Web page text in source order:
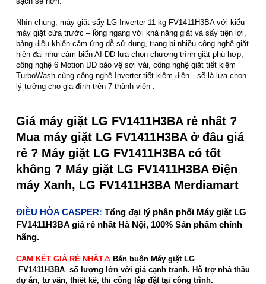
Nhìn chung, máy giặt sấy LG Inverter 11 kg FV1411H3BA với kiểu
máy giặt cửa trước – lồng ngang với khả năng giặt và sấy tiện lợi,
bảng điều khiển cảm ứng dễ sử dụng, trang bị nhiều công nghệ giặt
hiện đại như cảm biến AI DD lựa chọn chương trình giặt phù hợp,
công nghệ 6 Motion DD bảo vệ sợi vải, công nghệ giặt tiết kiệm
TurboWash cùng công nghệ Inverter tiết kiệm điện…sẽ là lựa chọn
lý tưởng cho gia đình trên 7 thành viên .
Giá máy giặt LG FV1411H3BA rẻ nhất ?
Mua máy giặt LG FV1411H3BA ở đâu giá
rẻ ? Máy giặt LG FV1411H3BA có tốt
không ? Máy giặt LG FV1411H3BA Điện
máy Xanh, LG FV1411H3BA Merdiamart
ĐIỀU HÒA CASPER: Tổng đại lý phân phối Máy giặt LG
FV1411H3BA giá rẻ nhất Hà Nội, 100% Sản phẩm chính
hãng.
CAM KẾT GIÁ RẺ NHẤT⚠️Bán buôn Máy giặt LG
FV1411H3BA số lượng lớn với giá cạnh tranh. Hỗ trợ nhà thầu
dự án, tư vấn, thiết kế, thi công lắp đặt tại công trình.